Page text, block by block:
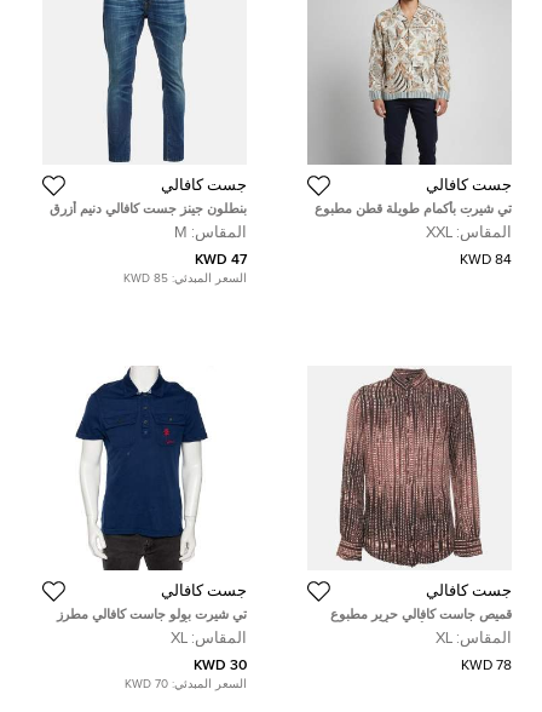
جست كافالي
تي شيرت بأكمام طويلة قطن مطبوع
متعدد الألوان جست كافالي مقاس
ضخم جدًا - XXلارج
المقاس: XXL
84 KWD
جست كافالي
بنطلون جينز جست كافالي دنيم أزرق
منتظم المقاس - وسط 36"
المقاس: M
47 KWD
السعر المبدئي: 85 KWD
جست كافالي
قميص جاست كافالي حرير مطبوع
بنمط بورجوندي/أسود بأكمام طويلة
كبير جدًا
المقاس: XL
78 KWD
جست كافالي
تي شيرت بولو جاست كافالي مطرز
نخيل قطن أزرق مقاس كبير جدا
المقاس: XL
30 KWD
السعر المبدئي: 70 KWD